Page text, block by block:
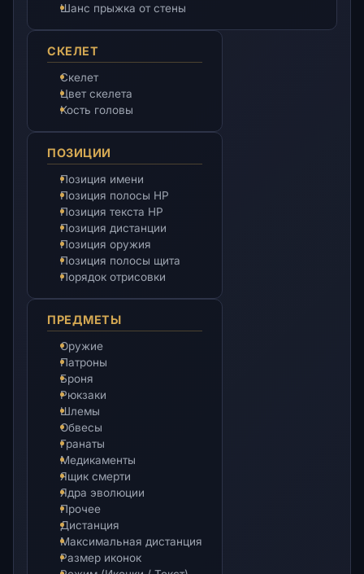
Шанс прыжка от стены
СКЕЛЕТ
Скелет
Цвет скелета
Кость головы
ПОЗИЦИИ
Позиция имени
Позиция полосы HP
Позиция текста HP
Позиция дистанции
Позиция оружия
Позиция полосы щита
Порядок отрисовки
ПРЕДМЕТЫ
Оружие
Патроны
Броня
Рюкзаки
Шлемы
Обвесы
Гранаты
Медикаменты
Ящик смерти
Ядра эволюции
Прочее
Дистанция
Максимальная дистанция
Размер иконок